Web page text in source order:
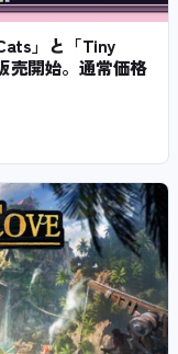
」と「Tiny
売開始。通常価格